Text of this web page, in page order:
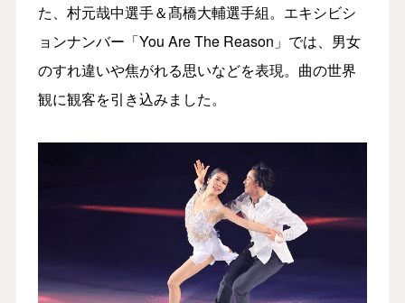
た、村元哉中選手＆髙橋大輔選手組。エキシビシ
ョンナンバー「You Are The Reason」では、男女
のすれ違いや焦がれる思いなどを表現。曲の世界
観に観客を引き込みました。